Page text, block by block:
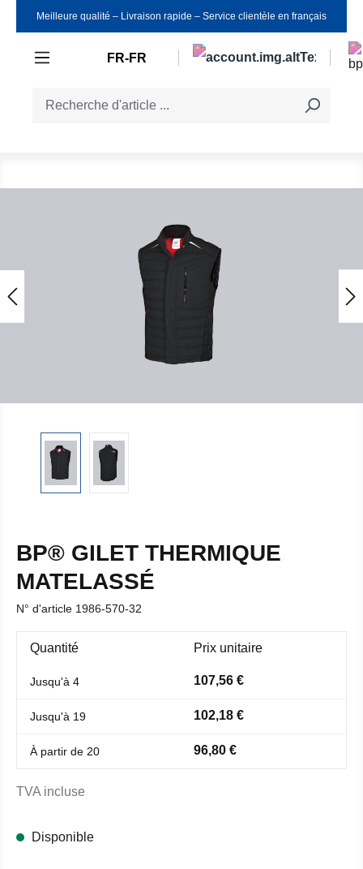
Passer au contenu principal
Meilleure qualité ‒ Livraison rapide ‒ Service clientèle en français
FR-FR
BP® GILET THERMIQUE
MATELASSÉ
N° d'article 1986-570-32
Quantité Prix unitaire
Jusqu'à 4 107,56 €
Jusqu'à 19 102,18 €
À partir de 20 96,80 €
TVA incluse
Disponible